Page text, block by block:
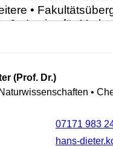
(Prof. Dr.)
•
07171 983
hans-